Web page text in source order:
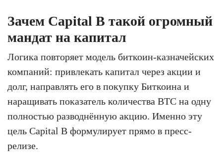
Зачем Capital B такой огромный
мандат на капитал
Логика повторяет модель биткоин-казначейских
компаний: привлекать капитал через акции и
долг, направлять его в покупку Биткоина и
наращивать показатель количества BTC на одну
полностью разводнённую акцию. Именно эту
цель Capital B формулирует прямо в пресс-
релизе.